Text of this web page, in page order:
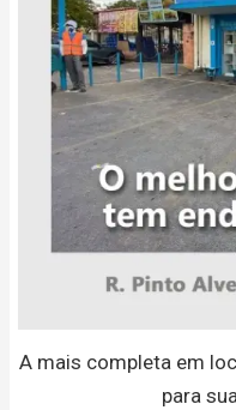
A mais completa em
para